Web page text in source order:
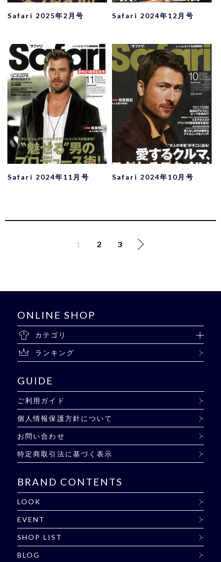
Safari 2025年2月号 Safari 2024年12月号
Safari 2024年11月号 Safari 2024年10月号
1 2 3
ONLINE SHOP
カテゴリ
ランキング
GUIDE
ご利用ガイド
個人情報保護方針について
お問い合わせ
特定商取引法に基づく表示
BRAND CONTENTS
LOOK
EVENT
SHOP LIST
BLOG